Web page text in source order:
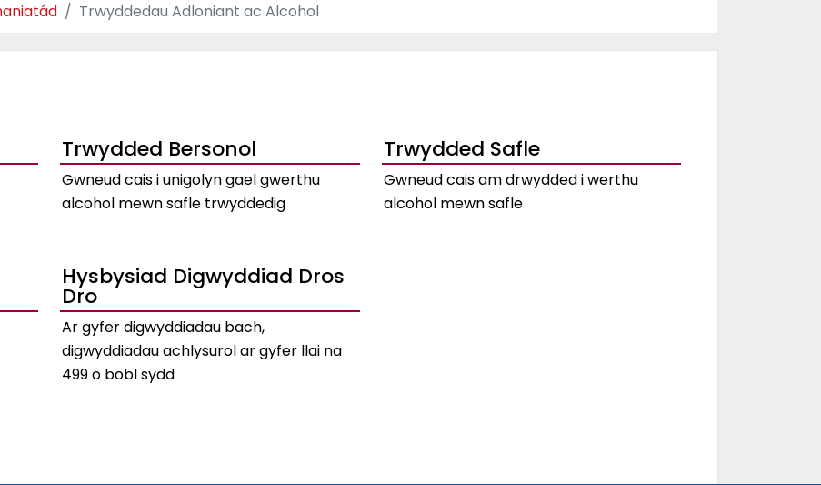
Trwyddedau Adloniant ac Alcohol
Trwydded Bersonol
Gwneud cais i unigolyn gael gwerthu
alcohol mewn safle trwyddedig
Trwydded Safle
Gwneud cais am drwydded i werthu
alcohol mewn safle
Hysbysiad Digwyddiad Dros
Dro
Ar gyfer digwyddiadau bach,
digwyddiadau achlysurol ar gyfer llai na
499 o bobl sydd